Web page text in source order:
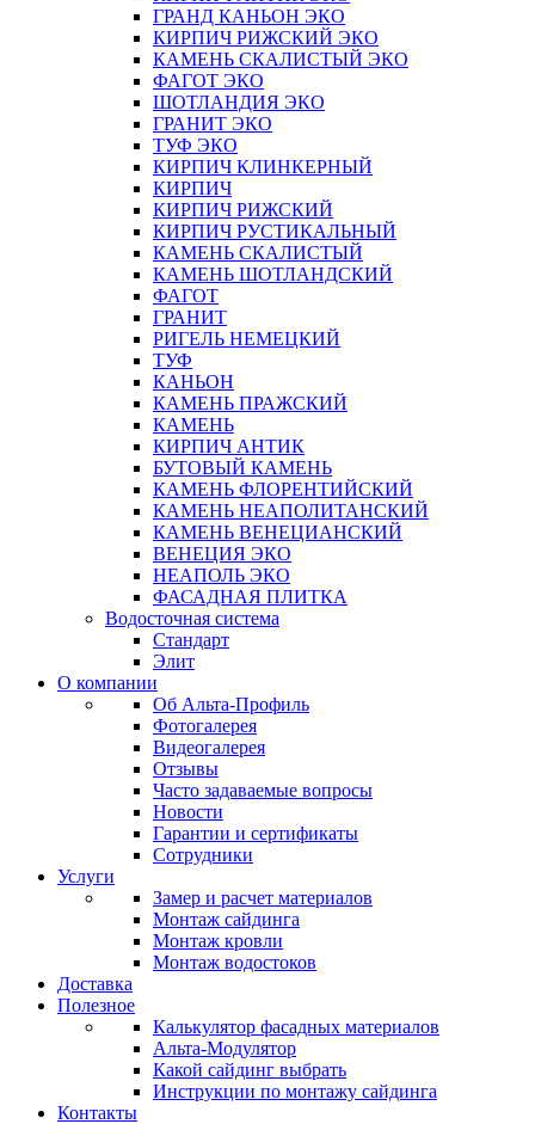
ГРАНД КАНЬОН ЭКО
КИРПИЧ РИЖСКИЙ ЭКО
КАМЕНЬ СКАЛИСТЫЙ ЭКО
ФАГОТ ЭКО
ШОТЛАНДИЯ ЭКО
ГРАНИТ ЭКО
ТУФ ЭКО
КИРПИЧ КЛИНКЕРНЫЙ
КИРПИЧ
КИРПИЧ РИЖСКИЙ
КИРПИЧ РУСТИКАЛЬНЫЙ
КАМЕНЬ СКАЛИСТЫЙ
КАМЕНЬ ШОТЛАНДСКИЙ
ФАГОТ
ГРАНИТ
РИГЕЛЬ НЕМЕЦКИЙ
ТУФ
КАНЬОН
КАМЕНЬ ПРАЖСКИЙ
КАМЕНЬ
КИРПИЧ АНТИК
БУТОВЫЙ КАМЕНЬ
КАМЕНЬ ФЛОРЕНТИЙСКИЙ
КАМЕНЬ НЕАПОЛИТАНСКИЙ
КАМЕНЬ ВЕНЕЦИАНСКИЙ
ВЕНЕЦИЯ ЭКО
НЕАПОЛЬ ЭКО
ФАСАДНАЯ ПЛИТКА
Водосточная система
Стандарт
Элит
О компании
Об Альта-Профиль
Фотогалерея
Видеогалерея
Отзывы
Часто задаваемые вопросы
Новости
Гарантии и сертификаты
Сотрудники
Услуги
Замер и расчет материалов
Монтаж сайдинга
Монтаж кровли
Монтаж водостоков
Доставка
Полезное
Калькулятор фасадных материалов
Альта-Модулятор
Какой сайдинг выбрать
Инструкции по монтажу сайдинга
Контакты